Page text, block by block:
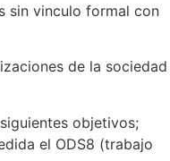
sin vinculo formal con
de la sociedad
objetivos;
el ODS8 (trabajo